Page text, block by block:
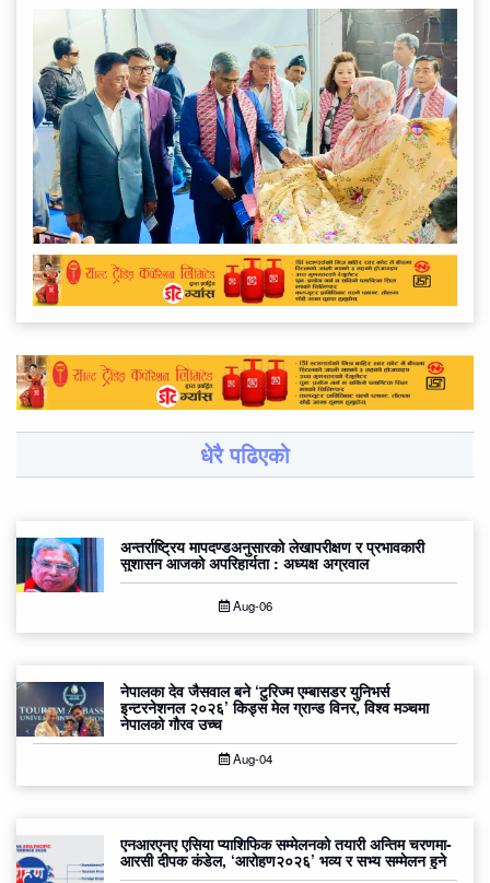
धेरै पढिएको
अन्तर्राष्ट्रिय मापदण्डअनुसारको लेखापरीक्षण र प्रभावकारी
सुशासन आजको अपरिहार्यता : अध्यक्ष अग्रवाल
Aug-06
नेपालका देव जैसवाल बने ‘टुरिज्म एम्बासडर युनिभर्स
इन्टरनेशनल २०२६’ किड्स मेल ग्रान्ड विनर, विश्व मञ्चमा
नेपालको गौरव उच्च
Aug-04
एनआरएनए एसिया प्याशिफिक सम्मेलनको तयारी अन्तिम चरणमा-
आरसी दीपक कंडेल, ‘आरोहण२०२६’ भव्य र सभ्य सम्मेलन हुने